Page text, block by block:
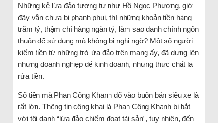
Những kẻ lừa đảo tương tự như Hồ Ngọc Phương, giờ
đây vẫn chưa bị phanh phui, thì những khoản tiền hàng
trăm tỷ, thậm chí hàng ngàn tỷ, làm sao danh chính ngôn
thuận để sử dụng mà không bị nghi ngờ? Một số người
kiếm tiền từ những trò lừa đảo trên mạng ấy, đã dựng lên
những doanh nghiệp để kinh doanh, nhưng thực chất là
rửa tiền.
Số tiền mà Phan Công Khanh đổ vào buôn bán siêu xe là
rất lớn. Thông tin công khai là Phan Công Khanh bị bắt
với tội danh “lừa đảo chiếm đoạt tài sản”, tuy nhiên, đến